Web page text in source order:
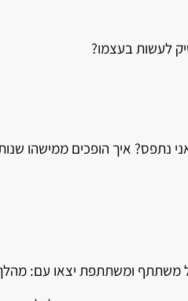
לעשות בעצמו?
נתפס? איך הופכים ממישהו
משתתף ומשתתפת יצאו עם: